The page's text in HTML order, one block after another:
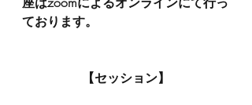
ております。
【セッション】